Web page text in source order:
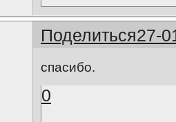
Поделиться27-
спасибо.
0